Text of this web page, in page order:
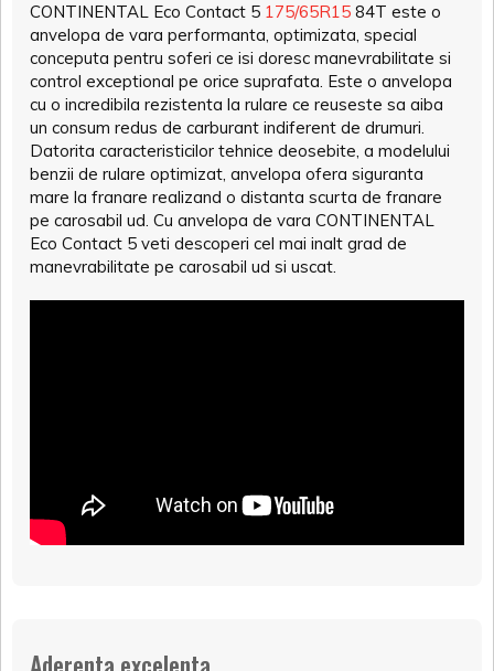
CONTINENTAL Eco Contact 5 175/65R15 84T este o
anvelopa de vara performanta, optimizata, special
conceputa pentru soferi ce isi doresc manevrabilitate si
control exceptional pe orice suprafata. Este o anvelopa
cu o incredibila rezistenta la rulare ce reuseste sa aiba
un consum redus de carburant indiferent de drumuri.
Datorita caracteristicilor tehnice deosebite, a modelului
benzii de rulare optimizat, anvelopa ofera siguranta
mare la franare realizand o distanta scurta de franare
pe carosabil ud. Cu anvelopa de vara CONTINENTAL
Eco Contact 5 veti descoperi cel mai inalt grad de
manevrabilitate pe carosabil ud si uscat.
Aderenta excelenta